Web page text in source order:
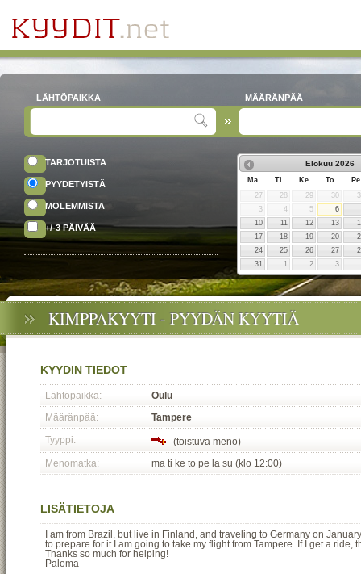
LÄHTÖPAIKKA MÄÄRÄNPÄÄ
TARJOTUISTA
PYYDETYISTÄ
MOLEMMISTA
+/-3 PÄIVÄÄ
Elokuu 2026
Ma Ti Ke To
Pe
27
28 29 30
3
4 5
6
10
11 12 13
17
18 19 20
24
25 26 27
31
1 2 3
KIMPPAKYYTI - PYYDÄN KYYTIÄ
KYYDIN TIEDOT
Lähtöpaikka:
Oulu
Määränpää:
Tampere
Tyyppi:
(toistuva meno)
Menomatka:
ma ti ke to pe la su (klo 12:00)
LISÄTIETOJA
I am from Brazil, but live in Finland, and traveling to Germany on
to prepare for it.I am going to take my flight from Tampere. If I get a ride,
Thanks so much for helping!
Paloma